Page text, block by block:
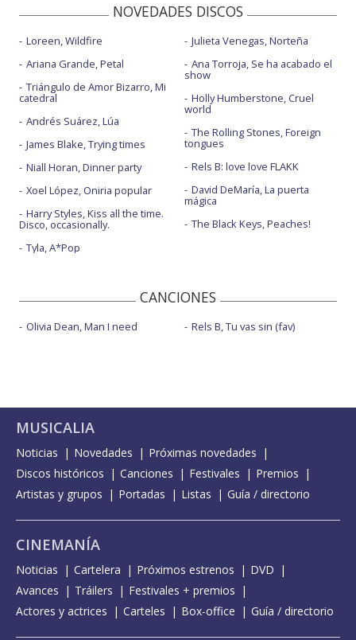
NOVEDADES DISCOS
Loreen, Wildfire
Ariana Grande, Petal
Triángulo de Amor Bizarro, Mi
catedral
Andrés Suárez, Lúa
James Blake, Trying times
Niall Horan, Dinner party
Xoel López, Oniria popular
Harry Styles, Kiss all the time.
Disco, occasionally.
Tyla, A*Pop
Julieta Venegas, Norteña
Ana Torroja, Se ha acabado el
show
Holly Humberstone, Cruel
world
The Rolling Stones, Foreign
tongues
Rels B: love love FLAKK
David DeMaría, La puerta
mágica
The Black Keys, Peaches!
CANCIONES
Olivia Dean, Man I need Rels B, Tu vas sin (fav)
MUSICALIA
Noticias Novedades
Próximas novedades
Discos históricos
Canciones Festivales
Premios
Artistas y grupos
Portadas Listas Guía / directorio
CINEMANÍA
Noticias Cartelera Próximos estrenos
DVD
Avances
Tráilers
Festivales + premios
Actores y actrices
Carteles Box-office Guía / directorio